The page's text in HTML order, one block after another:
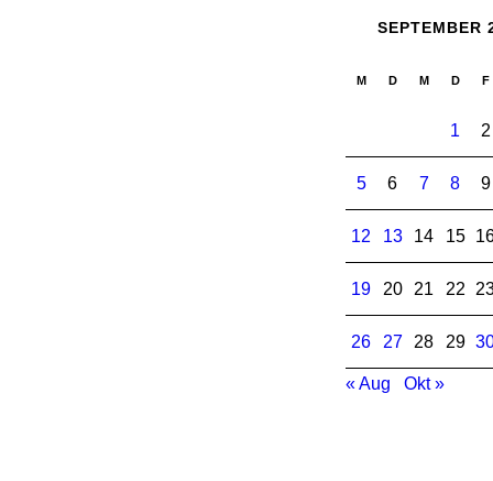
SEPTEMBER
M D M D F
1 2
5 6 7 8 9
12 13 14 15
19 20 21 22
26 27 28 29
« Aug Okt »